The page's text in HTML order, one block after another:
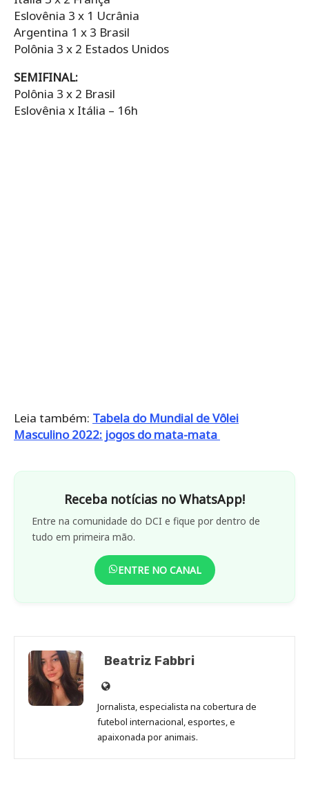
Eslovênia 3 x 1 Ucrânia
Argentina 1 x 3 Brasil
Polônia 3 x 2 Estados Unidos
SEMIFINAL:
Polônia 3 x 2 Brasil
Eslovênia x Itália – 16h
Leia também: Tabela do Mundial de Vôlei
Masculino 2022: jogos do mata-mata
Receba notícias no WhatsApp!
Entre na comunidade do DCI e fique por dentro de
tudo em primeira mão.
ENTRE NO CANAL
Beatriz Fabbri
Site
de
Beatriz
Fabbri
Jornalista, especialista na cobertura de
futebol internacional, esportes, e
apaixonada por animais.